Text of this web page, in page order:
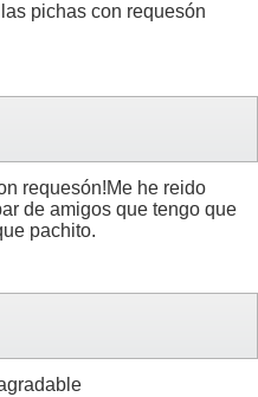
pichas con requesón
requesón!Me he reido
de amigos que tengo que
pachito.